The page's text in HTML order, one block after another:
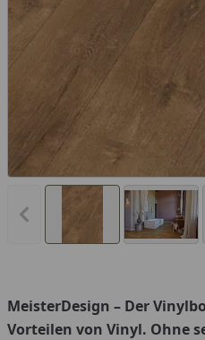
Vorheriges Bild anzeigen
MeisterDesign – Der
Vorteilen von Vinyl. Ohne